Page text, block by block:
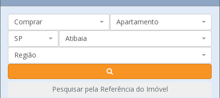
Comprar
Apartamento
SP
Atibaia
Região
Pesquisar pela Referência do Imóvel